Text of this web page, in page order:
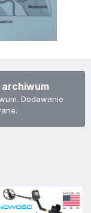
archiwum
Dodawanie